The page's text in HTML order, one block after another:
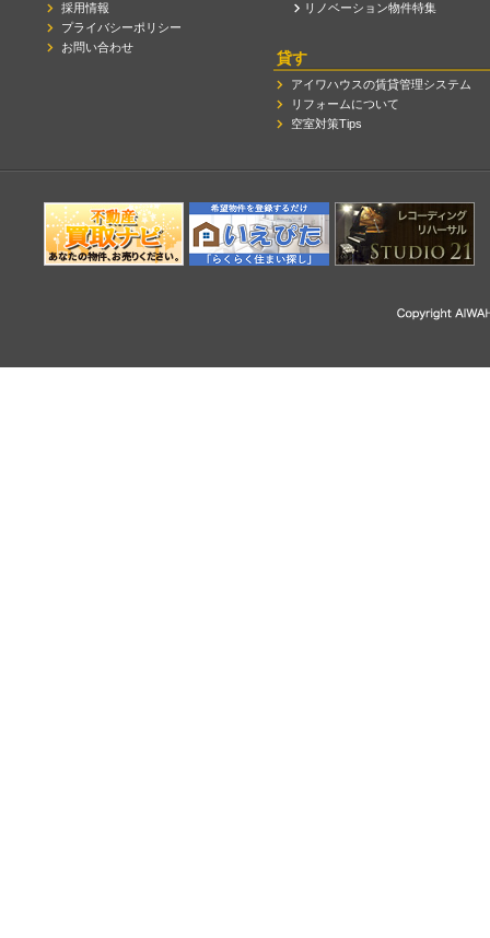
採用情報
プライバシーポリシー
お問い合わせ
リノベーション物件特集
貸す
アイワハウスの賃貸管理システム
リフォームについて
空室対策Tips